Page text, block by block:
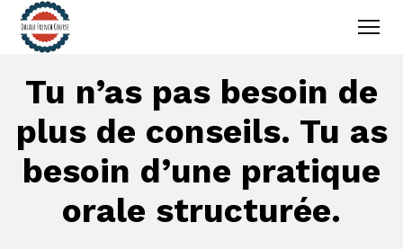
Tu n’as pas besoin de
plus de conseils. Tu as
besoin d’une pratique
orale structurée.